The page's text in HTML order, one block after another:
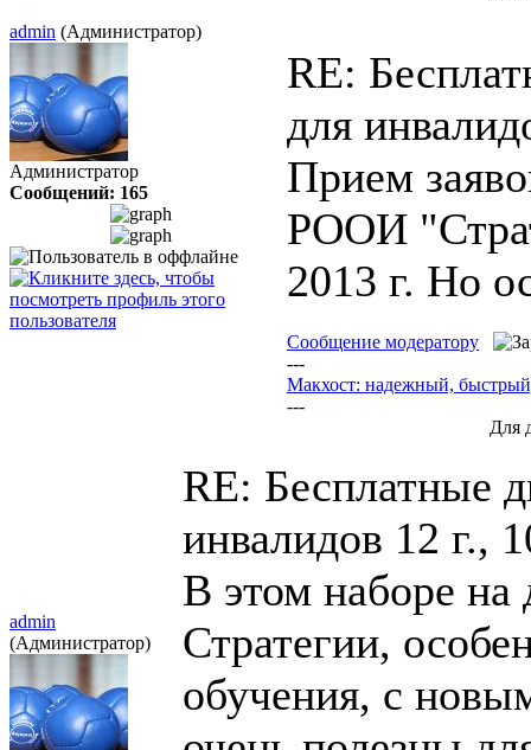
admin (Администратор)
Администратор
Сообщений: 165
RE:
для
Прием
РООИ
2013 г. Но
Сообщение модератору
---
Макхост: надежный,
---
Для
admin
(Администратор)
RE: Бесплатные
инвалидов 12 г.,
В этом наборе
Стратегии,
обучения, с